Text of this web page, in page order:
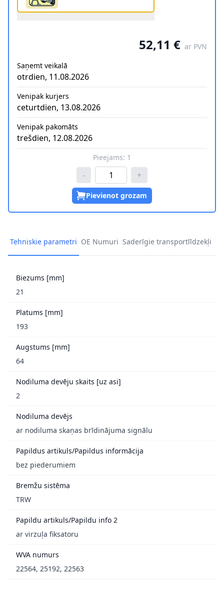
52,11 € ar PVN
Saņemt veikalā
otrdien, 11.08.2026
Venipak kurjers
ceturtdien, 13.08.2026
Venipak pakomāts
trešdien, 12.08.2026
Pieejams: 1
- +
Pievienot grozam
Tehniskie parametri OE Numuri Saderīgie transportlīdzekļi
Biezums [mm]
21
Platums [mm]
193
Augstums [mm]
64
Nodiluma devēju skaits [uz asi]
2
Nodiluma devējs
ar nodiluma skaņas brīdinājuma signālu
Papildus artikuls/Papildus informācija
bez piederumiem
Bremžu sistēma
TRW
Papildu artikuls/Papildu info 2
ar virzuļa fiksatoru
WVA numurs
22564, 25192, 22563